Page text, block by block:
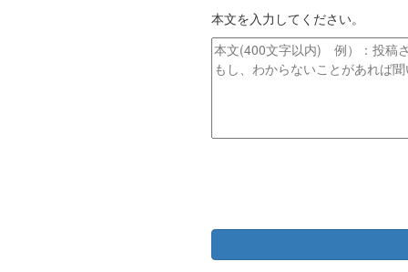
レ
ス
ト
ル
本文を入力してください。
本
文